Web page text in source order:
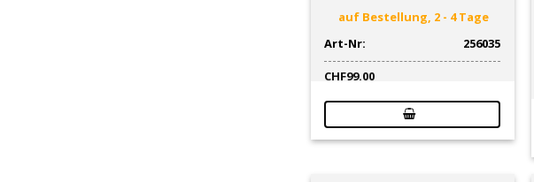
auf Bestellung, 2 - 4 Tage
Art-Nr:
256035
CHF99.00